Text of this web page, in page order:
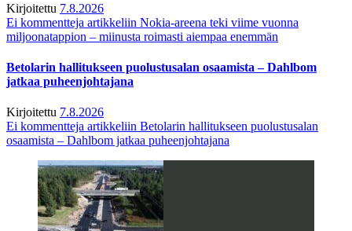
Kirjoitettu 7.8.2026
Ei kommentteja artikkeliin Nokia-areena teki viime vuonna
miljoonatappion – miinusta roimasti aiempaa enemmän
Betolarin hallitukseen puolustusalan osaamista – Dahlbom
jatkaa puheenjohtajana
Kirjoitettu 7.8.2026
Ei kommentteja artikkeliin Betolarin hallitukseen puolustusalan
osaamista – Dahlbom jatkaa puheenjohtajana